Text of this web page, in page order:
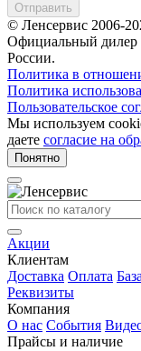
Отправить
© Ленсервис 2006-
Официальный дилер
России.
Политика в
Политика
Пользовательское
Мы используем
даете согласие на
Понятно
Акции
Клиентам
Доставка Оплата
Реквизиты
Компания
О нас События
Прайсы и наличие